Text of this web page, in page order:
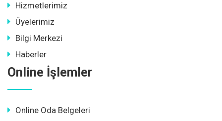
Hizmetlerimiz
Üyelerimiz
Bilgi Merkezi
Haberler
Online İşlemler
Online Oda Belgeleri